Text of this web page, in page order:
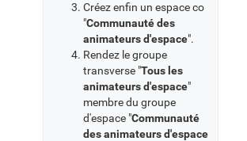
Créez enfin un espace co
"Communauté des
animateurs d'espace".
Rendez le groupe
transverse "Tous les
animateurs d'espace"
membre du groupe
d'espace "Communauté
des animateurs d'espace